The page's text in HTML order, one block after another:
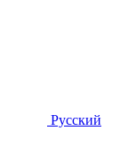
Русский